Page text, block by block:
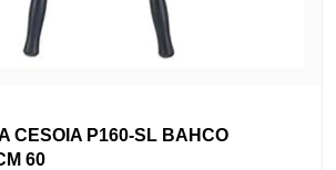
CESOIA P160-SL BAHCO
60